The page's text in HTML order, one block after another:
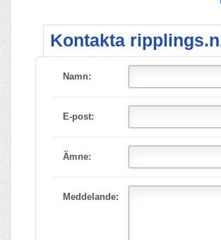
Kontakta
Namn:
E-post:
Ämne:
Meddelande: